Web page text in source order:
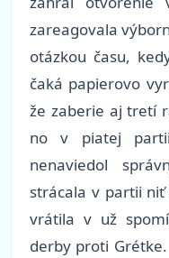
zareagovala
otázkou času,
čaká papierovo
že zaberie aj tretí
no v piatej
nenaviedol
strácala v partii
vrátila v už
derby proti